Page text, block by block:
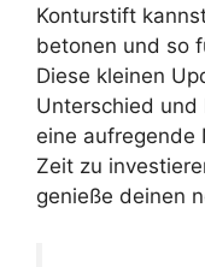
Konturstift
betonen und so
Diese kleinen
Unterschied
eine aufregende
Zeit zu
genieße deinen